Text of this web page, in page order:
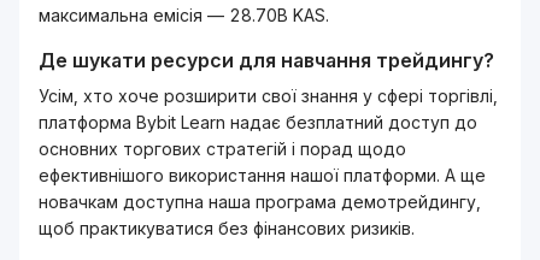
максимальна емісія — 28.70B KAS.
Де шукати ресурси для навчання трейдингу?
Усім, хто хоче розширити свої знання у сфері торгівлі,
платформа Bybit Learn надає безплатний доступ до
основних торгових стратегій і порад щодо
ефективнішого використання нашої платформи. А ще
новачкам доступна наша програма демотрейдингу,
щоб практикуватися без фінансових ризиків.